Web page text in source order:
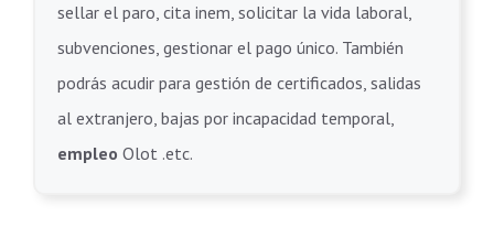
sellar el paro, cita inem, solicitar la vida laboral,
subvenciones, gestionar el pago único. También
podrás acudir para gestión de certificados, salidas
al extranjero, bajas por incapacidad temporal,
empleo Olot .etc.